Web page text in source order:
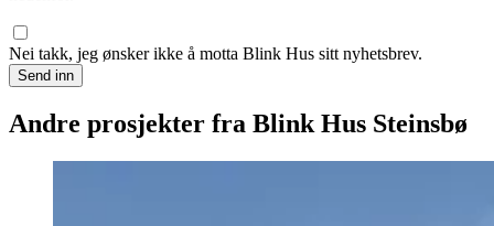
Nei takk, jeg ønsker ikke å motta Blink Hus sitt nyhetsbrev.
Send inn
Andre prosjekter fra Blink Hus Steinsbø